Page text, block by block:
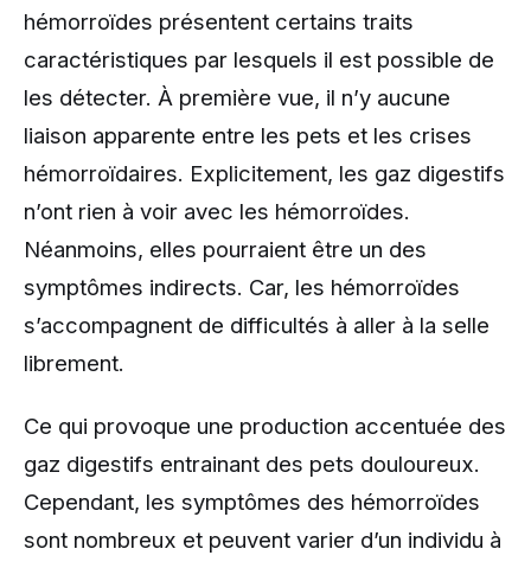
hémorroïdes présentent certains traits
caractéristiques par lesquels il est possible de
les détecter. À première vue, il n’y aucune
liaison apparente entre les pets et les crises
hémorroïdaires. Explicitement, les gaz digestifs
n’ont rien à voir avec les hémorroïdes.
Néanmoins, elles pourraient être un des
symptômes indirects. Car, les hémorroïdes
s’accompagnent de difficultés à aller à la selle
librement.
Ce qui provoque une production accentuée des
gaz digestifs entrainant des pets douloureux.
Cependant, les symptômes des hémorroïdes
sont nombreux et peuvent varier d’un individu à